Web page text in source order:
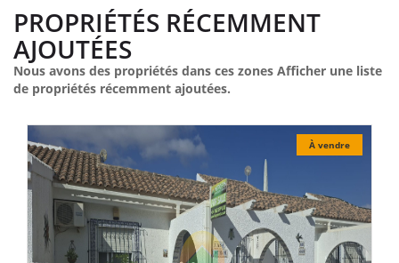
PROPRIÉTÉS RÉCEMMENT
AJOUTÉES
Nous avons des propriétés dans ces zones Afficher une liste
de propriétés récemment ajoutées.
À vendre